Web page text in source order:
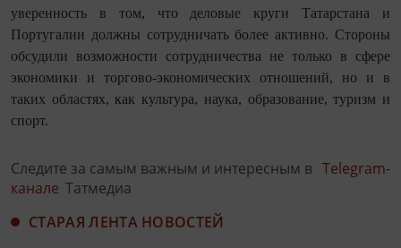
уверенность в том, что деловые круги Татарстана и
Португалии должны сотрудничать более активно. Стороны
обсудили возможности сотрудничества не только в сфере
экономики и торгово-экономических отношений, но и в
таких областях, как культура, наука, образование, туризм и
спорт.
Следите за самым важным и интересным в Telegram-
канале Татмедиа
СТАРАЯ ЛЕНТА НОВОСТЕЙ